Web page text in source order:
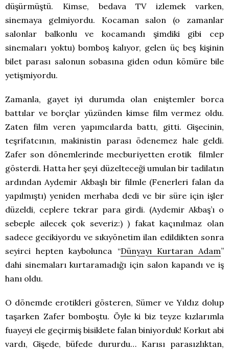
düşürmüştü. Kimse, bedava TV izlemek varken,
sinemaya gelmiyordu. Kocaman salon (o zamanlar
salonlar balkonlu ve kocamandı şimdiki gibi cep
sinemaları yoktu) bomboş kalıyor, gelen üç beş kişinin
bilet parası salonun sobasına giden odun kömüre bile
yetişmiyordu.
Zamanla, gayet iyi durumda olan eniştemler borca
battılar ve borçlar yüzünden kimse film vermez oldu.
Zaten film veren yapımcılarda battı, gitti. Gişecinin,
teşrifatcının, makinistin parası ödenemez hale geldi.
Zafer son dönemlerinde mecburiyetten erotik filmler
gösterdi. Hatta her şeyi düzelteceği umulan bir tadilatın
ardından Aydemir Akbaşlı bir filmle (Fenerleri falan da
yapılmıştı) yeniden merhaba dedi ve bir süre için işler
düzeldi, ceplere tekrar para girdi. (Aydemir Akbaş’ı o
sebeple ailecek çok severiz:) ) fakat kaçınılmaz olan
sadece gecikiyordu ve sıkıyönetim ilan edildikten sonra
seyirci hepten kaybolunca “Dünyayı Kurtaran Adam”
dahi sinemaları kurtaramadığı için salon kapandı ve iş
hanı oldu.
O dönemde erotikleri gösteren, Sümer ve Yıldız dolup
taşarken Zafer bomboştu. Öyle ki biz teyze kızlarımla
fuayeyi ele geçirmiş bisiklete falan biniyorduk! Korkut abi
vardı, Gişede, büfede dururdu… Karısı parasızlıktan,